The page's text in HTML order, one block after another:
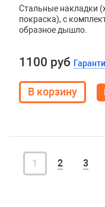
Стальные накладки
покраска), с
образное дышло.
1100 руб
1 2 3